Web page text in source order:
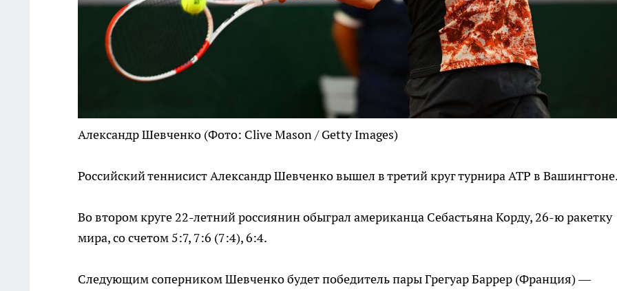
Александр Шевченко (Фото: Clive Mason / Getty Images)
Российский теннисист Александр Шевченко вышел в третий круг турнира ATP в Вашингтоне.
Во втором круге 22-летний россиянин обыграл американца Себастьяна Корду, 26-ю ракетку
мира, со счетом 5:7, 7:6 (7:4), 6:4.
Следующим соперником Шевченко будет победитель пары Грегуар Баррер (Франция) —